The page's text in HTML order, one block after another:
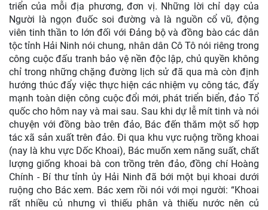
triển của mỗi địa phương, đơn vị. Những lời chỉ dạy của
Người là ngọn đuốc soi đường và là nguồn cổ vũ, động
viên tinh thần to lớn đối với Đảng bộ và đồng bào các dân
tộc tỉnh Hải Ninh nói chung, nhân dân Cô Tô nói riêng trong
công cuộc đấu tranh bảo vệ nền độc lập, chủ quyền không
chỉ trong những chặng đường lịch sử đã qua mà còn định
hướng thúc đẩy việc thực hiện các nhiệm vụ công tác, đẩy
mạnh toàn diện công cuộc đổi mới, phát triển biển, đảo Tổ
quốc cho hôm nay và mai sau. Sau khi dự lễ mít tinh và nói
chuyện với đồng bào trên đảo, Bác đến thăm một số hợp
tác xã sản xuất trên đảo. Đi qua khu vực ruộng trồng khoai
(nay là khu vực Dốc Khoai), Bác muốn xem năng suất, chất
lượng giống khoai bà con trồng trên đảo, đồng chí Hoàng
Chính - Bí thư tỉnh ủy Hải Ninh đã bới một bụi khoai dưới
ruộng cho Bác xem. Bác xem rồi nói với mọi người: “Khoai
rất nhiều củ nhưng vì thiếu phân và thiếu nước nên củ